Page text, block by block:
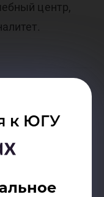
к ЮГУ
центр,